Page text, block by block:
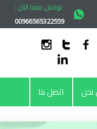
تواصل معنا الآن :
00966565322559
اتصل بنا